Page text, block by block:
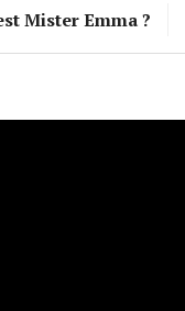
Mister Emma ?